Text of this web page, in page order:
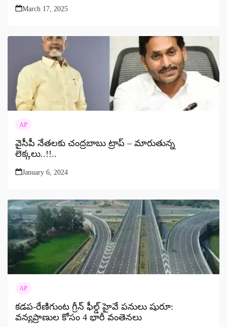
March 17, 2025
AP
వైసీపీ నేతలకు చంద్రబాబు ట్రాప్ – మారుతున్న
లెక్కలు..!!..
January 6, 2024
AP
కడప-రేణిగుంట గ్రీన్‌ ఫీల్డ్ హైవే పనులు షురూ:
వన్యప్రాణుల కోసం 4 భారీ వంతెనలు